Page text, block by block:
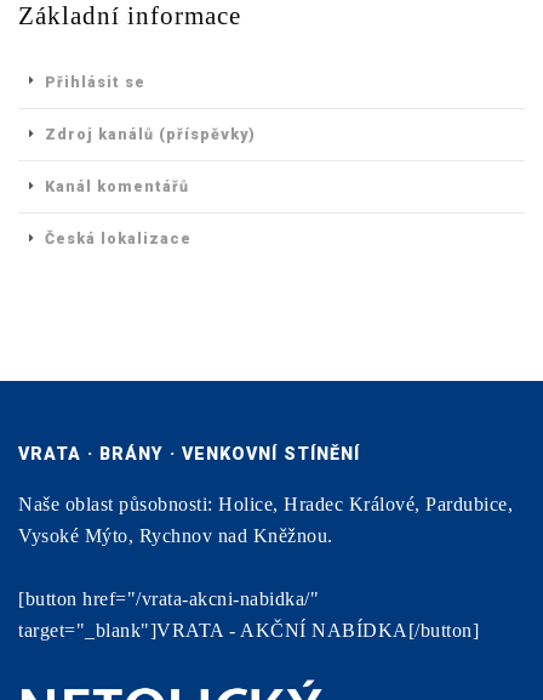
Základní informace
Přihlásit se
Zdroj kanálů (příspěvky)
Kanál komentářů
Česká lokalizace
VRATA · BRÁNY · VENKOVNÍ STÍNĚNÍ
Naše oblast působnosti: Holice, Hradec Králové, Pardubice,
Vysoké Mýto, Rychnov nad Kněžnou.
[button href="/vrata-akcni-nabidka/"
target="_blank"]VRATA - AKČNÍ NABÍDKA[/button]